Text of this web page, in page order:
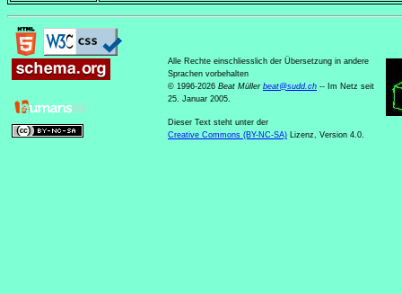
Alle Rechte einschliesslich der Übersetzung in andere
Sprachen vorbehalten
© 1996-2026 Beat Müller beat@sudd.ch -- Im Netz seit
25. Januar 2005.
Dieser Text steht unter der
Creative Commons (BY-NC-SA) Lizenz, Version 4.0.